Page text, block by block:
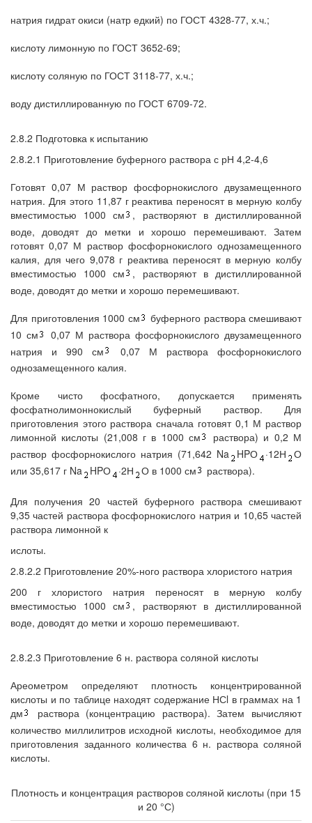
натрия гидрат окиси (натр едкий) по ГОСТ 4328-77, х.ч.;
кислоту лимонную по ГОСТ 3652-69;
кислоту соляную по ГОСТ 3118-77, х.ч.;
воду дистиллированную по ГОСТ 6709-72.
2.8.2 Подготовка к испытанию
2.8.2.1 Приготовление буферного раствора с рН 4,2-4,6
Готовят 0,07 М раствор фосфорнокислого двузамещенного
натрия. Для этого 11,87 г реактива переносят в мерную колбу
вместимостью 1000 см
, растворяют в дистиллированной
воде, доводят до метки и хорошо перемешивают. Затем
готовят 0,07 М раствор фосфорнокислого однозамещенного
калия, для чего 9,078 г реактива переносят в мерную колбу
вместимостью 1000 см
, растворяют в дистиллированной
воде, доводят до метки и хорошо перемешивают.
Для приготовления 1000 см
буферного раствора смешивают
10 см
0,07 М раствора фосфорнокислого двузамещенного
натрия и 990 см
0,07 М раствора фосфорнокислого
однозамещенного калия.
Кроме чисто фосфатного, допускается применять
фосфатнолимоннокислый буферный раствор. Для
приготовления этого раствора сначала готовят 0,1 М раствор
лимонной кислоты (21,008 г в 1000 см
раствора) и 0,2 М
раствор фосфорнокислого натрия (71,642 Na HPО ·12Н О
или 35,617 г Na HPО ·2Н О в 1000 см раствора).
Для получения 20 частей буферного раствора смешивают
9,35 частей раствора фосфорнокислого натрия и 10,65 частей
раствора лимонной к
ислоты.
2.8.2.2 Приготовление 20%-ного раствора хлористого натрия
200 г хлористого натрия переносят в мерную колбу
вместимостью 1000 см
, растворяют в дистиллированной
воде, доводят до метки и хорошо перемешивают.
2.8.2.3 Приготовление 6 н. раствора соляной кислоты
Ареометром определяют плотность концентрированной
кислоты и по таблице находят содержание НСl в граммах на 1
дм
раствора (концентрацию раствора). Затем вычисляют
количество миллилитров исходной кислоты, необходимое для
приготовления заданного количества 6 н. раствора соляной
кислоты.
Плотность и концентрация растворов соляной кислоты (при 15
и 20 °С)